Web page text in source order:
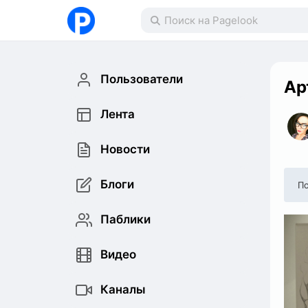
Пользователи
Лента
Новости
Блоги
Паблики
Видео
Каналы